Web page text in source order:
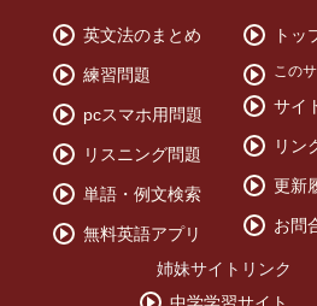
英文法のまとめ
練習問題
pcスマホ用問題
リスニング問題
単語・例文検索
無料英語アプリ
トッ
この
サイ
リン
更新
お問
姉妹サイトリンク
中学学習サイト